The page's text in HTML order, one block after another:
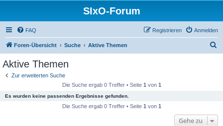
SIxO-Forum
FAQ Anmelden
Registrieren
Foren-Übersicht Suche Aktive Themen
Aktive Themen
Zur erweiterten Suche
Die Suche ergab 0 Treffer • Seite 1 von 1
Es wurden keine passenden Ergebnisse gefunden.
Die Suche ergab 0 Treffer • Seite 1 von 1
Gehe zu